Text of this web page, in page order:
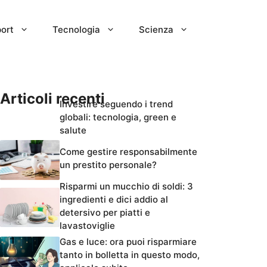
Tecnologia Scienza
Articoli recentiInvestire seguendo i trend
globali: tecnologia, green e
salute
Come gestire responsabilmente
un prestito personale?
Risparmi un mucchio di soldi: 3
ingredienti e dici addio al
detersivo per piatti e
lavastoviglie
Gas e luce: ora puoi risparmiare
tanto in bolletta in questo modo,